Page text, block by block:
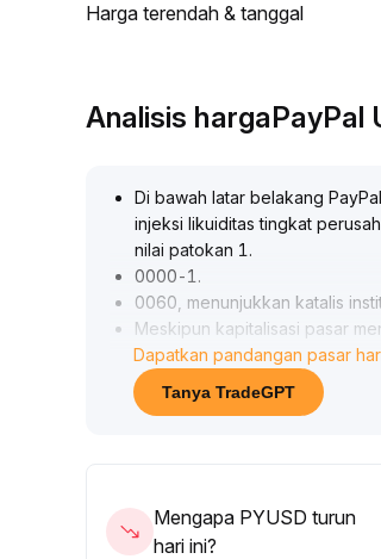
Harga terendah & tanggal
Analisis hargaPayPal
Di bawah latar belakang
injeksi likuiditas tingkat
nilai patokan 1.
0000-1 .
0060, menunjukkan katalis
Meskipun kapitalisasi pasar
volume transaksi yang
dengan optimalisasi struktur
Saat ini, pada titik penilaian
berkelanjutan pada sisi modal
Dapatkan pandangan pasar
Tanya TradeGPT
Mengapa PYUSD turun
hari ini?